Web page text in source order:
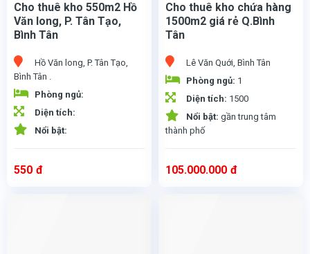
Cho thuê kho 550m2 Hồ
Văn long, P. Tân Tạo,
Bình Tân
Hồ Văn long, P. Tân Tạo,
Bình Tân .
Phòng ngủ:
Diện tích:
Nổi bật:
550 đ
Cho thuê kho chứa hàng
1500m2 giá rẻ Q.Bình
Tân
Lê Văn Quới, Bình Tân
Phòng ngủ: 1
Diện tích: 1500
Nổi bật: gần trung tâm
thành phố
105.000.000 đ